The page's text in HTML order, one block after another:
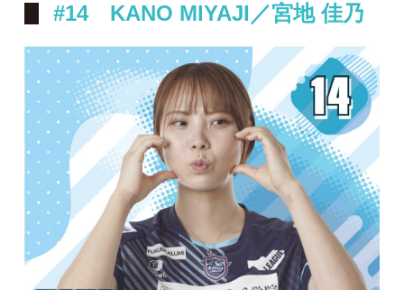
#14 KANO MIYAJI／宮地 佳乃